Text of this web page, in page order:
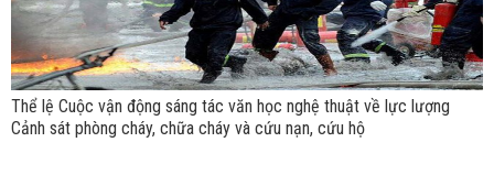
Thể lệ Cuộc vận động sáng tác văn học nghệ thuật về lực lượng
Cảnh sát phòng cháy, chữa cháy và cứu nạn, cứu hộ